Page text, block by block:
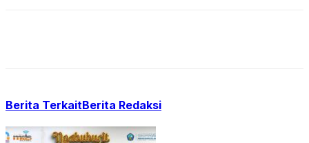
Berita TerkaitBerita Redaksi